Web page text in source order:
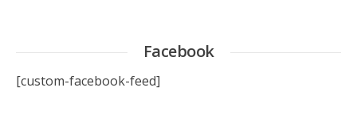
Facebook
[custom-facebook-feed]